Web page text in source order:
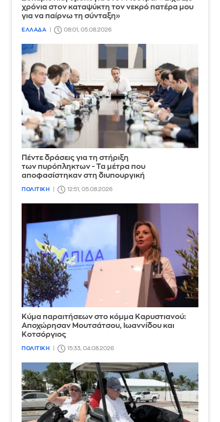
χρόνια στον καταψύκτη τον νεκρό πατέρα μου
για να παίρνω τη σύνταξη»
ΕΛΛΑΔΑ 08:01, 05.08.2026
Πέντε δράσεις για τη στήριξη
των πυρόπληκτων - Τα μέτρα που
αποφασίστηκαν στη διυπουργική
ΠΟΛΙΤΙΚΗ 12:51, 05.08.2026
Κύμα παραιτήσεων στο κόμμα Καρυστιανού:
Αποχώρησαν Μουτσάτσου, Ιωαννίδου και
Κοτσόργιος
ΠΟΛΙΤΙΚΗ 15:33, 04.08.2026